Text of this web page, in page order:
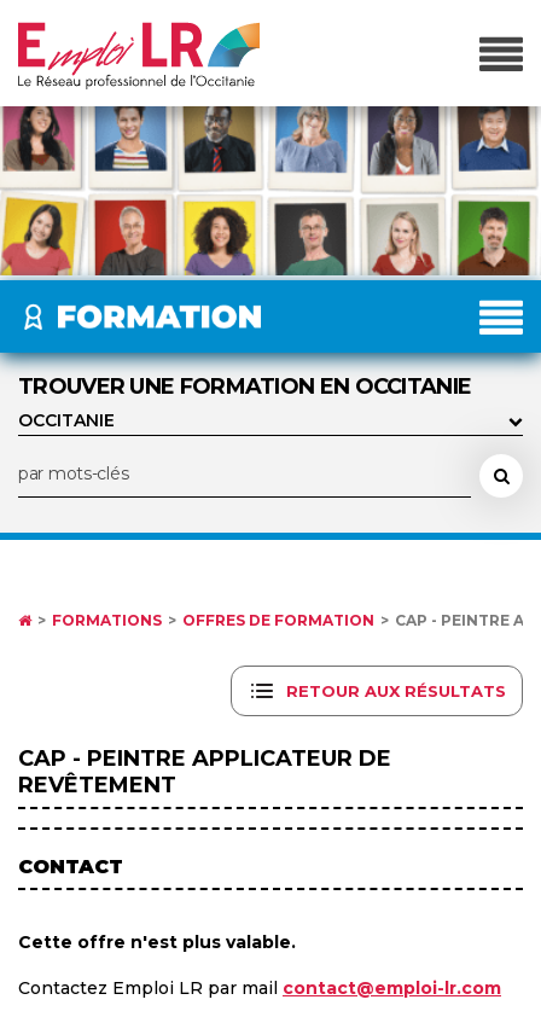
TROUVER UNE FORMATION EN OCCITANIE
FORMATIONS OFFRES DE FORMATION CAP - PEINTRE
RETOUR AUX RÉSULTATS
CAP - PEINTRE APPLICATEUR DE
REVÊTEMENT
CONTACT
Cette offre n'est plus valable.
Contactez Emploi LR par mail contact@emploi-lr.com